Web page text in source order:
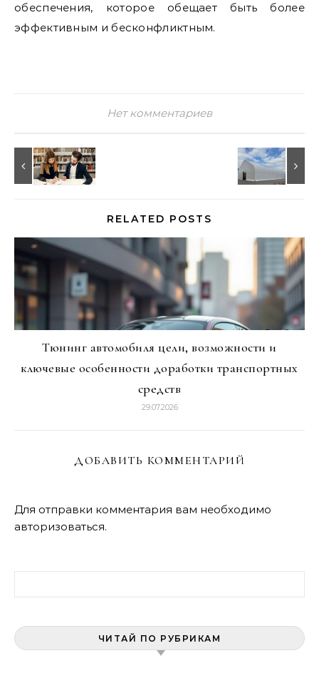
обеспечения, которое обещает быть более
эффективным и бесконфликтным.
Нет комментариев
RELATED POSTS
Тюнинг автомобиля цели, возможности и
ключевые особенности доработки транспортных
средств
29.07.2026
ДОБАВИТЬ КОММЕНТАРИЙ
Для отправки комментария вам необходимо
авторизоваться.
ЧИТАЙ ПО РУБРИКАМ